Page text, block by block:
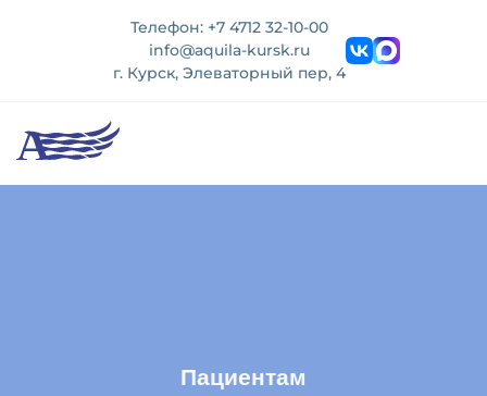
Телефон: +7 4712 32-10-00
info@aquila-kursk.ru
г. Курск, Элеваторный пер, 4
Пациентам